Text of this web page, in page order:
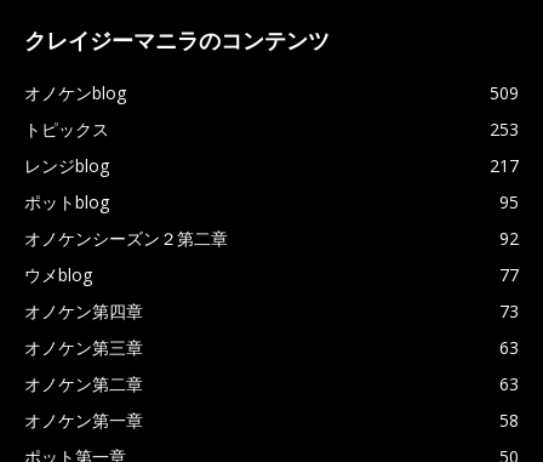
クレイジーマニラのコンテンツ
オノケンblog
509
トピックス
253
レンジblog
217
ポットblog
95
オノケンシーズン２第二章
92
ウメblog
77
オノケン第四章
73
オノケン第三章
63
オノケン第二章
63
オノケン第一章
58
ポット第一章
50